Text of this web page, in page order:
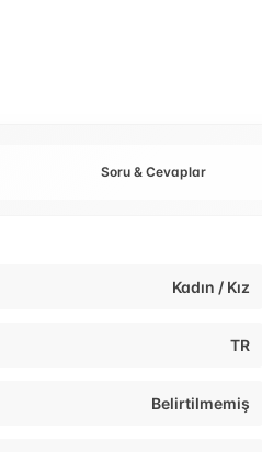
Soru & Cevaplar
Kadın / Kız
TR
Belirtilmemiş